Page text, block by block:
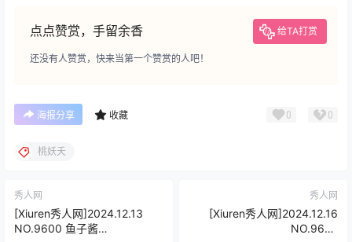
点点赞赏，手留余香 给TA打赏
还没有人赞赏，快来当第一个赞赏的人吧！
海报分享 收藏 0 0
桃妖夭
秀人网
[Xiuren秀人网]2024.12.13
NO.9600 鱼子酱
秀人网
[Xiuren秀人网]2024.12.16
NO.9602